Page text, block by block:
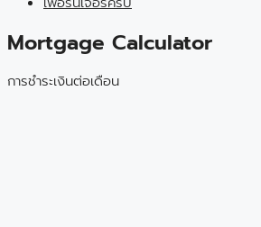
Mortgage Calculator
การชำระเงินต่อเดือน